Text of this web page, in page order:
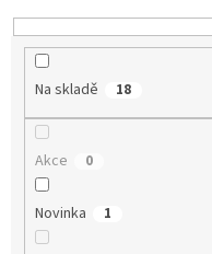
u
Na skladě 18
Akce 0
Novinka 1